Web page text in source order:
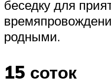
беседку для
родными.
15 соток